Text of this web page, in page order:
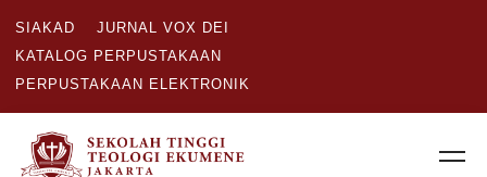
SIAKAD
JURNAL VOX DEI
KATALOG PERPUSTAKAAN
PERPUSTAKAAN ELEKTRONIK